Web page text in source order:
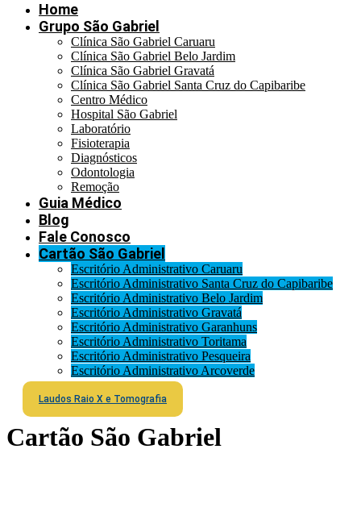
Home
Grupo São Gabriel
Clínica São Gabriel Caruaru
Clínica São Gabriel Belo Jardim
Clínica São Gabriel Gravatá
Clínica São Gabriel Santa Cruz do Capibaribe
Centro Médico
Hospital São Gabriel
Laboratório
Fisioterapia
Diagnósticos
Odontologia
Remoção
Guia Médico
Blog
Fale Conosco
Cartão São Gabriel
Escritório Administrativo Caruaru
Escritório Administrativo Santa Cruz do Capibaribe
Escritório Administrativo Belo Jardim
Escritório Administrativo Gravatá
Escritório Administrativo Garanhuns
Escritório Administrativo Toritama
Escritório Administrativo Pesqueira
Escritório Administrativo Arcoverde
Laudos Raio X e Tomografia
Cartão São Gabriel